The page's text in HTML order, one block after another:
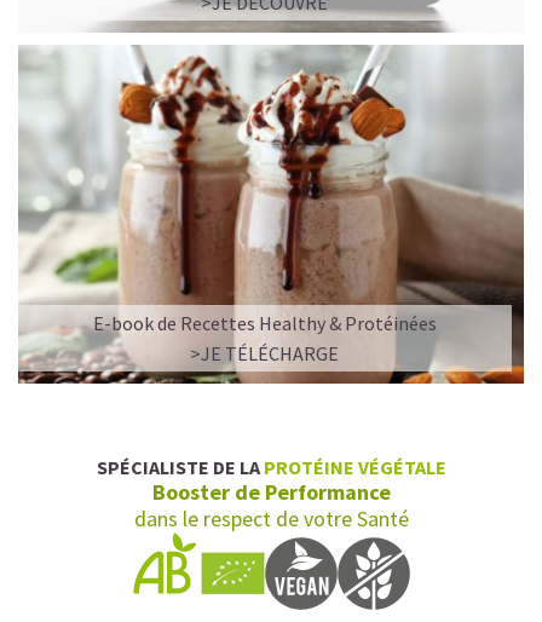
E-book de Recettes Healthy & Protéinées
>JE TÉLÉCHARGE
SPÉCIALISTE DE LA PROTÉINE VÉGÉTALE
Booster de Performance
dans le respect de votre Santé